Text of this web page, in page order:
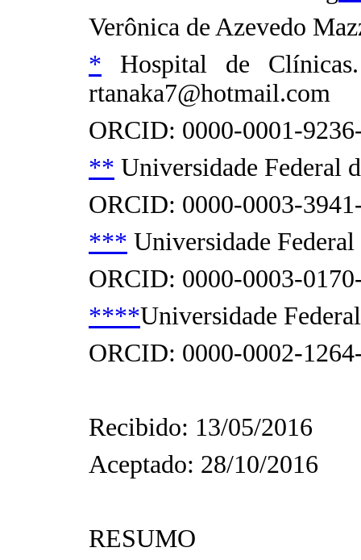
Verônica de Azevedo
* Hospital de
rtanaka7@hotmail.com
ORCID: 0000-0001-
** Universidade Federal
ORCID: 0000-0003-
*** Universidade
ORCID: 0000-0003-
****Universidade
ORCID: 0000-0002-
Recibido: 13/05/2016
Aceptado: 28/10/2016
RESUMO